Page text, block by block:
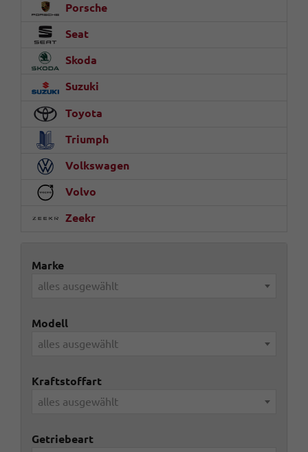
Porsche
Seat
Skoda
Suzuki
Toyota
Triumph
Volkswagen
Volvo
Zeekr
Marke
alles ausgewählt
Modell
alles ausgewählt
Kraftstoffart
alles ausgewählt
Getriebeart